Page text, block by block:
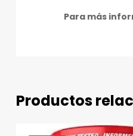
Para más
Productos